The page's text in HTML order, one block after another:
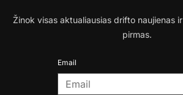
Žinok visas aktualiausias drifto naujienas
pirmas.
Email